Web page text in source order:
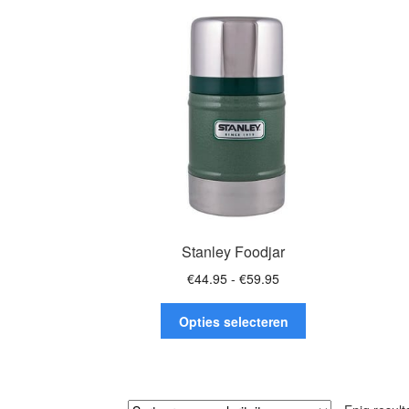
Stanley Foodjar
€44.95 - €59.95Prijsklasse:
tot
€59.95
Opties selecteren